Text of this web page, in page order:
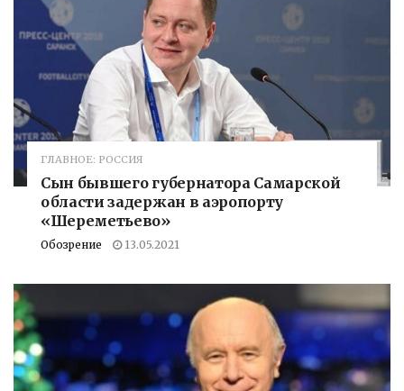
ГЛАВНОЕ: РОССИЯ
Сын бывшего губернатора Самарской
области задержан в аэропорту
«Шереметьево»
Обозрение 13.05.2021